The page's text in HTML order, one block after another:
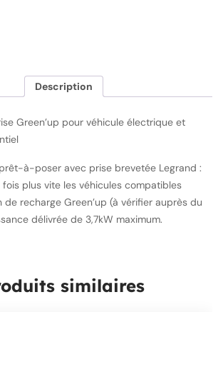
Description
Green’up pour véhicule électrique et
à-poser avec prise brevetée Legrand :
fois plus vite les véhicules compatibles
recharge Green’up (à vérifier auprès du
délivrée de 3,7kW maximum.
similaires